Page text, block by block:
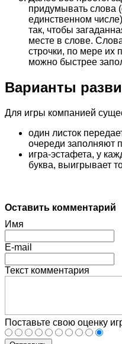
придумывать слова
единственном
так, чтобы
месте в слове.
строчки, по мере их
можно быстрее
Варианты
Для игры компанией
один листок
очереди заполняют
игра-эстафета, у
буква, выигрывает
Оставить комментарий
Имя
E-mail
Текст комментария
Поставьте свою оценку